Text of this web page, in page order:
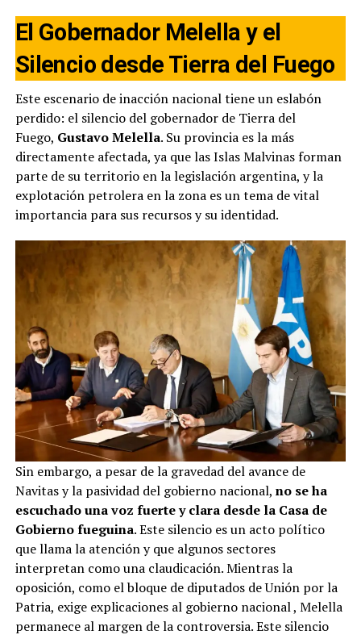
El Gobernador Melella y el
Silencio desde Tierra del Fuego
Este escenario de inacción nacional tiene un eslabón
perdido: el silencio del gobernador de Tierra del
Fuego, Gustavo Melella. Su provincia es la más
directamente afectada, ya que las Islas Malvinas forman
parte de su territorio en la legislación argentina, y la
explotación petrolera en la zona es un tema de vital
importancia para sus recursos y su identidad.
Sin embargo, a pesar de la gravedad del avance de
Navitas y la pasividad del gobierno nacional, no se ha
escuchado una voz fuerte y clara desde la Casa de
Gobierno fueguina. Este silencio es un acto político
que llama la atención y que algunos sectores
interpretan como una claudicación. Mientras la
oposición, como el bloque de diputados de Unión por la
Patria, exige explicaciones al gobierno nacional, Melella
permanece al margen de la controversia. Este silencio